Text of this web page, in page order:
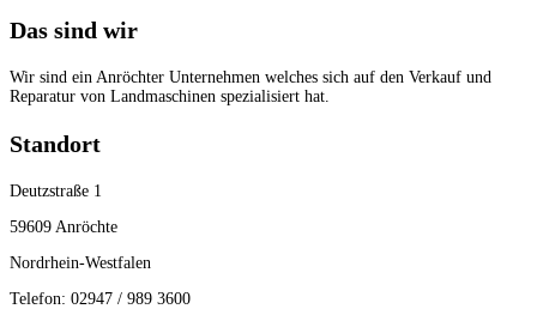
Das sind wir
Wir sind ein Anröchter Unternehmen welches sich auf den Verkauf und
Reparatur von Landmaschinen spezialisiert hat.
Standort
Deutzstraße 1
59609 Anröchte
Nordrhein-Westfalen
Telefon: 02947 / 989 3600